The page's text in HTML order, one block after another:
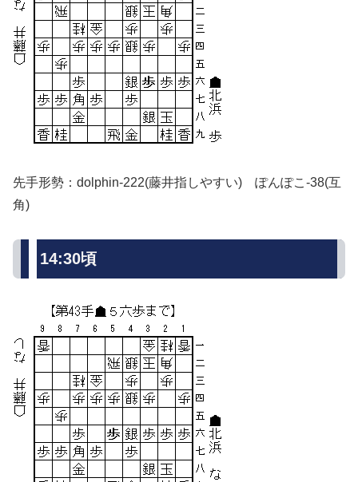
先手形勢：dolphin-222(藤井指しやすい) ぽんぽこ-38(互
角)
14:30頃